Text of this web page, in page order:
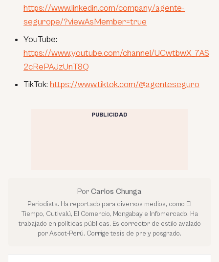
https://www.linkedin.com/company/agente-
segurope/?viewAsMember=true
YouTube:
https://www.youtube.com/channel/UCwtbwX_7AS
2cRePAJzUnT8Q
TikTok: https://www.tiktok.com/@agenteseguro
PUBLICIDAD
Por Carlos Chunga
Periodista. Ha reportado para diversos medios, como El
Tiempo, Cutivalú, El Comercio, Mongabay e Infomercado. Ha
trabajado en políticas públicas. Es corrector de estilo avalado
por Ascot-Perú. Corrige tesis de pre y posgrado.